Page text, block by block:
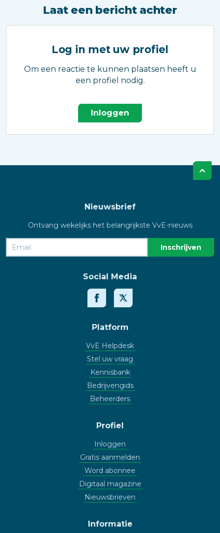
Laat een bericht achter
Log in met uw profiel
Om een reactie te kunnen plaatsen heeft u
een profiel nodig.
Inloggen
Nieuwsbrief
Ontvang wekelijks het belangrijkste VvE-nieuws
Social Media
Platform
VvE Helpdesk
Stel uw vraag
Kennisbank
Bedrijvengids
Beheerders
Profiel
Inloggen
Gratis aanmelden
Word abonnee
Digitaal magazine
Nieuwsbrieven
Informatie